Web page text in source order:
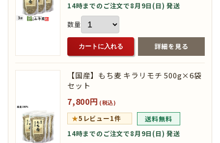
14時までのご注文で8月9日(日) 発送
数量
カートに入れる 詳細を見る
【国産】もち麦 キラリモチ 500g×6袋
セット
7,800円 (税込)
★5 レビュー1件
送料無料
14時までのご注文で8月9日(日) 発送